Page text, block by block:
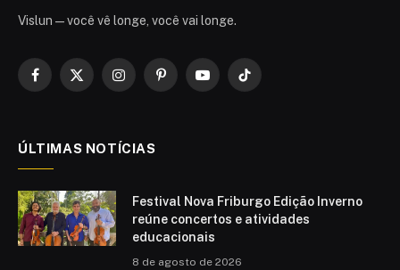
Vislun — você vê longe, você vai longe.
Facebook
X
InstagramPinterestYouTubeTikTok
ÚLTIMAS NOTÍCIAS
Festival Nova Friburgo Edição Inverno
reúne concertos e atividades
educacionais
8 de agosto de 2026